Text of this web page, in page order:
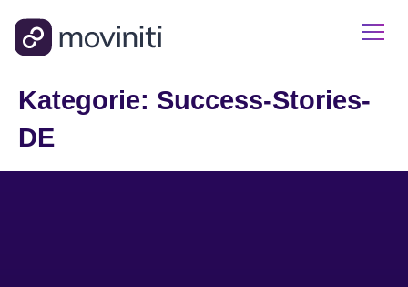
Kategorie: Success-Stories-
DE